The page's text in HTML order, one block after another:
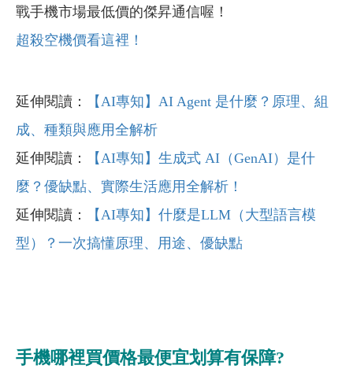
戰手機市場最低價的傑昇通信喔！
超殺空機價看這裡！
延伸閱讀：
【AI專知】AI Agent 是什麼？原理、組
成、種類與應用全解析
延伸閱讀：
【AI專知】生成式 AI（GenAI）是什
麼？優缺點、實際生活應用全解析！
延伸閱讀：
【AI專知】什麼是LLM（大型語言模
型）？一次搞懂原理、用途、優缺點
手機哪裡買價格最便宜划算有保障?